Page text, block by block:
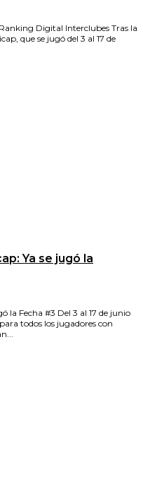
Digital Interclubes Tras la
que se jugó del 3 al 17 de
Ya se jugó la
la Fecha #3 Del 3 al 17 de junio
todos los jugadores con